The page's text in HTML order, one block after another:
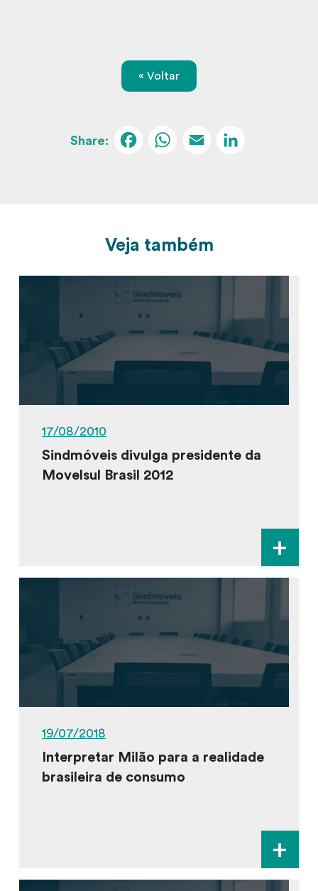
« Voltar
Facebook
WhatsApp
Email
Veja também
17/08/2010
Sindmóveis divulga presidente da
Movelsul Brasil 2012
+
19/07/2018
Interpretar Milão para a realidade
brasileira de consumo
+